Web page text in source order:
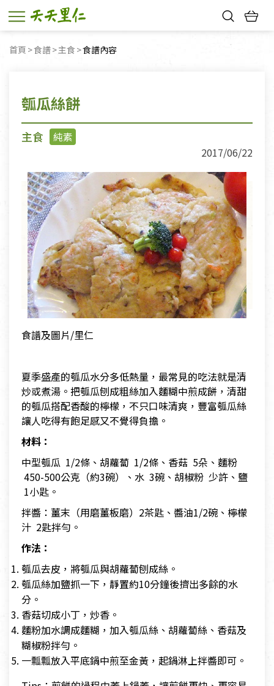
首頁 食譜 主食 目前頁面：
食譜內容
瓠瓜絲餅
主食
純素
2017/06/22
食譜及圖片/里仁
夏季盛產的瓠瓜水分多低熱量，最常見的吃法就是清
炒或煮湯。把瓠瓜刨成粗絲加入麵糊中煎成餅，清甜
的瓠瓜搭配香酸的檸檬，不只口味清爽，豐富瓠瓜絲
讓人吃得有飽足感又不覺得負擔。
材料：
中型瓠瓜 1/2條、胡蘿蔔 1/2條、香菇 5朵、麵粉
450-500公克（約3碗）、水 3碗、胡椒粉 少許、鹽
1小匙。
拌醬：薑末（用磨薑板磨）2茶匙、醬油1/2碗、檸檬
汁 2匙拌勻。
作法：
瓠瓜去皮，將瓠瓜與胡蘿蔔刨成絲。
瓠瓜絲加鹽抓一下，靜置約10分鐘後擠出多餘的水
分。
香菇切成小丁，炒香。
麵粉加水調成麵糊，加入瓠瓜絲、胡蘿蔔絲、香菇及
糊椒粉拌勻。
一瓢瓢放入平底鍋中煎至金黃，起鍋淋上拌醬即可。